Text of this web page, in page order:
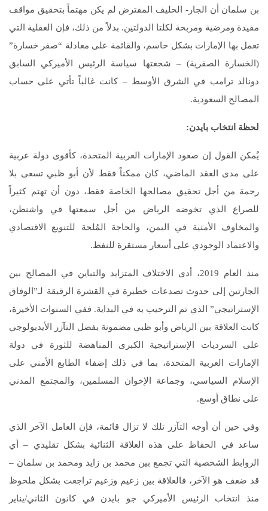
بن سلمان أن الجار- الحليف المفترض لم يكن مهتماً بتحقيق مواقف
مفيدة ومرضية ومربحة لكلتا الدولتين. بدلاً من ذلك، فإن العقلية التي
تعمل بها الإمارات بشكل حاسم، والقائمة على معادلة “صفر خسارة”
(الخسارة الصفرية) – شجعتها سياسة الرئيس الأميركي السابق
دونالد ترامب في الشرق الأوسط – كانت غالباً تأتي على حساب
المصالح السعودية.
لحظة انتخاب بايدن:
يُمكن القول إن صعود الإمارات العربية المتحدة، كأقوى دولة عربية
على مدى العقد الماضي، كان ممكناً فقط لأن أبو ظبي تسعى بلا
رحمة من أجل تحقيق مصالحها الخاصة فقط، دون أن تهتم كثيراً
للصراع الذي تخوضه الرياض من أجل سمعتها في واشنطن،
والمخاوف الأمنية في اليمن، والحاجة المُلحة للتنويع الاقتصادي
والاعتماد الوجودي على أسعار مستقرة للنفط.
منذ العام 2019، أدى الاختلاف المتزايد والتباين في المصالح بين
الجارتين إلى حدوث تصدعات خطيرة في القشرة الرقيقة لـ”الوفاق
الإستراتيجي” الذي تم الترحيب به في البداية. ففي السنوات الأخيرة،
كانت العلاقة بين الرياض وأبو ظبي مضمونة بفضل التآزر الأيديولوجي
على السرديات الإستراتيجية الكبرى المناهضة للثورة في دولة
الإمارات العربية المتحدة، بما في ذلك إضفاء الطابع الأمني على
الإسلام السياسي، وجماعة الإخوان المسلمين، والمجتمع المدني
على نطاق أوسع.
وفي حين أن أوجه التآزر تلك لا تزال قائمة، فإن العامل الآخر الذي
ساعد في الحفاظ على هذه العلاقة الثنائية بشكل تقليدي – أي
الروابط الشخصية التي تجمع بين محمد بن زايد ومحمد بن سلمان –
قد ضعف هو الآخر، فالعلاقة بين زعيم وزعيم تراجعت بشكل ملحوظ
منذ انتخاب الرئيس الأميركي جو بايدن في كانون الثاني/يناير